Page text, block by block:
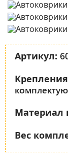
Артикул:
Материал
Вес